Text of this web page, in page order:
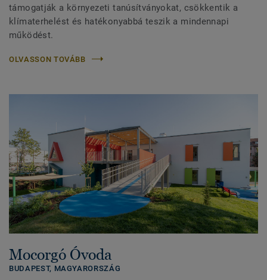
támogatják a környezeti tanúsítványokat, csökkentik a
klímaterhelést és hatékonyabbá teszik a mindennapi
működést.
OLVASSON TOVÁBB
Mocorgó Óvoda
BUDAPEST, MAGYARORSZÁG